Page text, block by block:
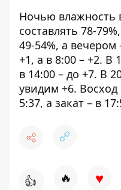
Ночью влажность
составлять 78-
49-54%, а вечером
+1, а в 8:00 – +2. В
в 14:00 – до +7. В
увидим +6.
5:37, а закат – в
👍 🔥 ♥